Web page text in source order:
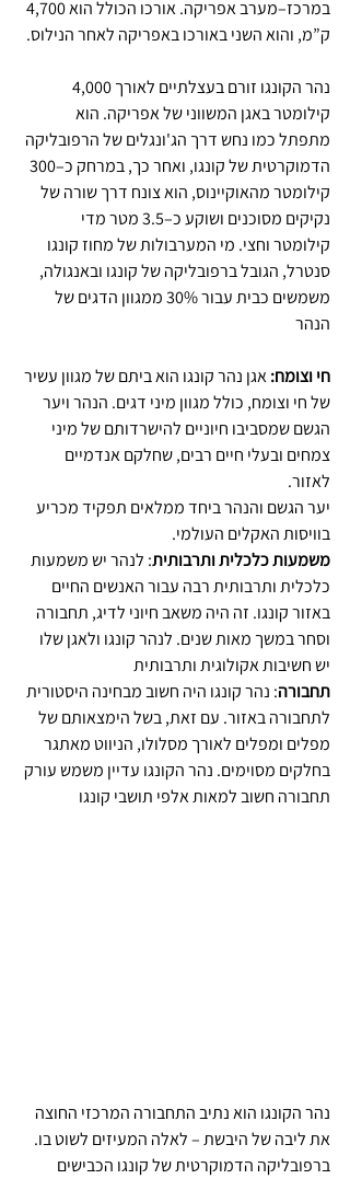
ק”מ, והוא השני באורכו באפריקה לאחר הנילוס.
קילומטר באגן המשווני של אפריקה. הוא
מתפתל כמו נחש דרך הג'ונגלים של הרפובליקה
קילומטר מהאוקיינוס, הוא צונח דרך שורה של
נקיקים מסוכנים ושוקע כ–3.5 מטר מדי
קילומטר וחצי. מי המערבולות של מחוז קונגו
סנטרל, הגובל ברפובליקה של קונגו ובאנגולה,
משמשים כבית עבור 30% ממגוון הדגים של
הנהר
חי וצומח: אגן נהר קונגו הוא ביתם של מגוון עשיר
של חי וצומח, כולל מגוון מיני דגים. הנהר ויער
הגשם שמסביבו חיוניים להישרדותם של מיני
צמחים ובעלי חיים רבים, שחלקם אנדמיים
לאזור.
יער הגשם והנהר ביחד ממלאים תפקיד מכריע
בוויסות האקלים העולמי.
משמעות כלכלית ותרבותית: לנהר יש משמעות
כלכלית ותרבותית רבה עבור האנשים החיים
באזור קונגו. זה היה משאב חיוני לדיג, תחבורה
וסחר במשך מאות שנים. לנהר קונגו ולאגן שלו
יש חשיבות אקולוגית ותרבותית
תחבורה: נהר קונגו היה חשוב מבחינה היסטורית
לתחבורה באזור. עם זאת, בשל הימצאותם של
מפלים ומפלים לאורך מסלולו, הניווט מאתגר
בחלקים מסוימים. נהר הקונגו עדיין משמש עורק
תחבורה חשוב למאות אלפי תושבי קונגו
נהר הקונגו הוא נתיב התחבורה המרכזי החוצה
את ליבה של היבשת – לאלה המעיזים לשוט בו.
ברפובליקה הדמוקרטית של קונגו הכבישים